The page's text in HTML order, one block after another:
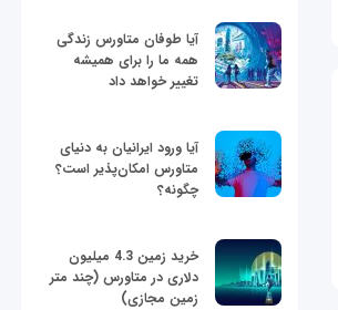
آیا طوفان متاورس زندگی
همه ما را برای همیشه
تغییر خواهد داد
آیا ورود ایرانیان به دنیای
متاورس امکان‌پذیر است؟
چگونه؟
خرید زمین 4.3 میلیون
دلاری در متاورس (چند متر
زمین مجازی)